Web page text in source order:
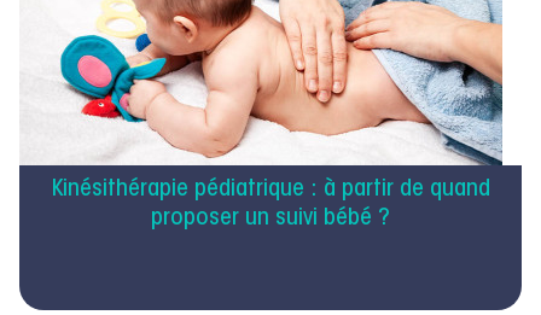
Kinésithérapie pédiatrique : à partir de quand
proposer un suivi bébé ?